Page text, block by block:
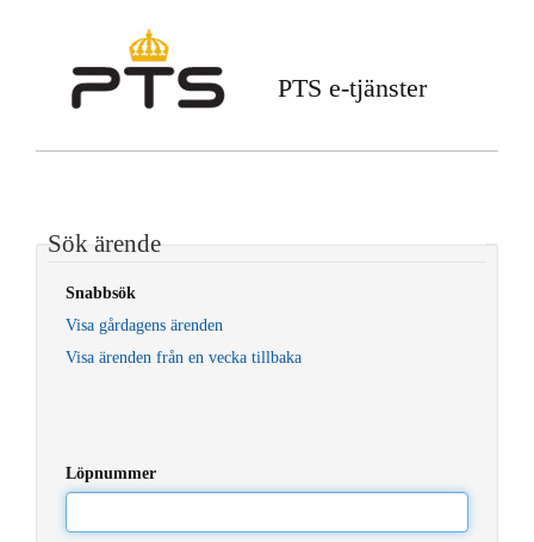
PTS e-tjänster
Sök ärende
Snabbsök
Visa gårdagens ärenden
Visa ärenden från en vecka tillbaka
Löpnummer